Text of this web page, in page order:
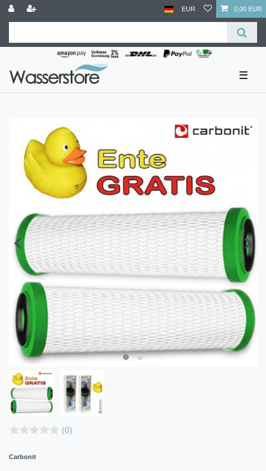
EUR 0,00 EUR
☰
(0)
Carbonit